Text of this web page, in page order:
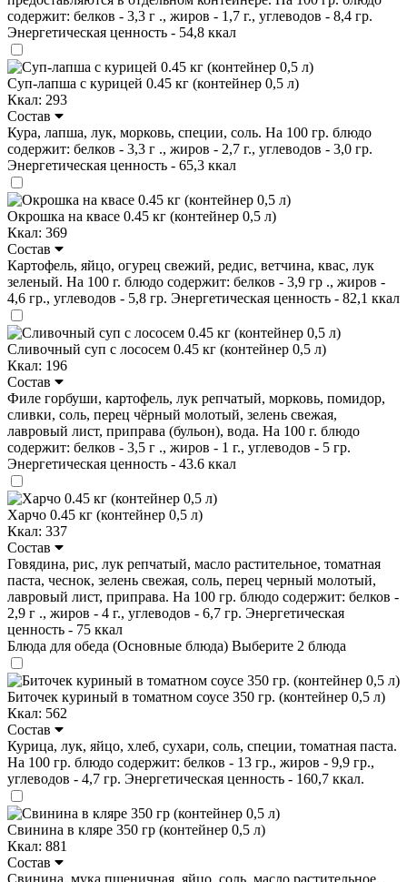
содержит: белков - 3,3 г ., жиров - 1,7 г., углеводов - 8,4 гр.
Энергетическая ценность - 54,8 ккал
Суп-лапша с курицей 0.45 кг (контейнер 0,5 л)
Ккал: 293
Состав
Кура, лапша, лук, морковь, специи, соль. На 100 гр. блюдо
содержит: белков - 3,3 г ., жиров - 2,7 г., углеводов - 3,0 гр.
Энергетическая ценность - 65,3 ккал
Окрошка на квасе 0.45 кг (контейнер 0,5 л)
Ккал: 369
Состав
Картофель, яйцо, огурец свежий, редис, ветчина, квас, лук
зеленый. На 100 г. блюдо содержит: белков - 3,9 гр ., жиров -
4,6 гр., углеводов - 5,8 гр. Энергетическая ценность - 82,1 ккал
Сливочный суп с лососем 0.45 кг (контейнер 0,5 л)
Ккал: 196
Состав
Филе горбуши, картофель, лук репчатый, морковь, помидор,
сливки, соль, перец чёрный молотый, зелень свежая,
лавровый лист, приправа (бульон), вода. На 100 г. блюдо
содержит: белков - 3,5 г ., жиров - 1 г., углеводов - 5 гр.
Энергетическая ценность - 43.6 ккал
Харчо 0.45 кг (контейнер 0,5 л)
Ккал: 337
Состав
Говядина, рис, лук репчатый, масло растительное, томатная
паста, чеснок, зелень свежая, соль, перец черный молотый,
лавровый лист, приправа. На 100 гр. блюдо содержит: белков -
2,9 г ., жиров - 4 г., углеводов - 6,7 гр. Энергетическая
ценность - 75 ккал
Блюда для обеда (Основные блюда) Выберите 2 блюда
Биточек куриный в томатном соусе 350 гр. (контейнер 0,5 л)
Ккал: 562
Состав
Курица, лук, яйцо, хлеб, сухари, соль, специи, томатная паста.
На 100 гр. блюдо содержит: белков - 13 гр., жиров - 9,9 гр.,
углеводов - 4,7 гр. Энергетическая ценность - 160,7 ккал.
Свинина в кляре 350 гр (контейнер 0,5 л)
Ккал: 881
Состав
Свинина, мука пшеничная, яйцо, соль, масло растительное,